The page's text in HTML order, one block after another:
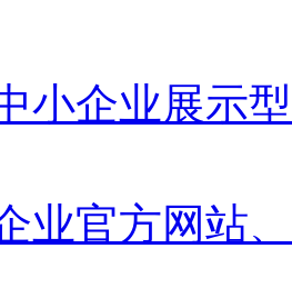
小企业展示
业官方网站